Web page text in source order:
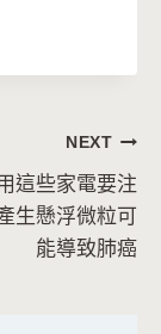
NEXT
這些家電要注
生懸浮微粒可
能導致肺癌